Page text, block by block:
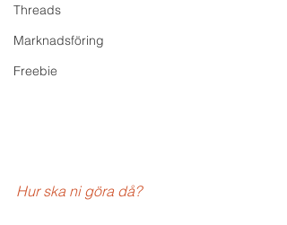
Threads
Marknadsföring
Freebie
Hur ska ni göra då?